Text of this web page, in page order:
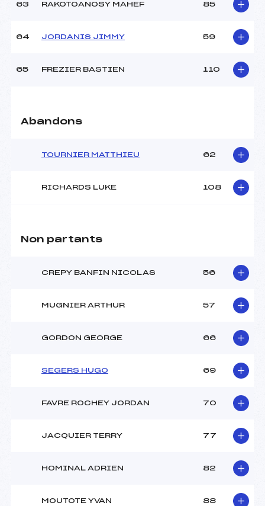
63 RAKOTOANOSY MAHEF 85
64 JORDANIS JIMMY 59
65 FREZIER BASTIEN 110
Abandons
TOURNIER MATTHIEU 62
RICHARDS LUKE 108
Non partants
CREPY BANFIN NICOLAS 56
MUGNIER ARTHUR 57
GORDON GEORGE 66
SEGERS HUGO 69
FAVRE ROCHEY JORDAN 70
JACQUIER TERRY 77
HOMINAL ADRIEN 82
MOUTOTE YVAN 88